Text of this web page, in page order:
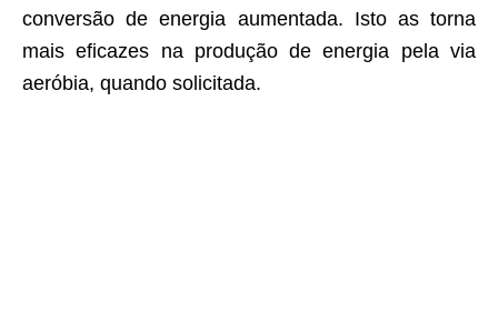
conversão de energia aumentada. Isto as torna
mais eficazes na produção de energia pela via
aeróbia, quando solicitada.